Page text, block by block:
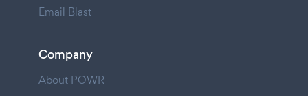
Email Blast
Company
About POWR